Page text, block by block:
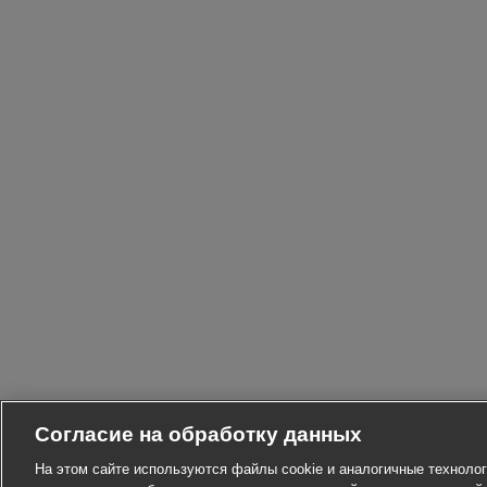
Согласие на обработку данных
На этом сайте используются файлы cookie и аналогичные